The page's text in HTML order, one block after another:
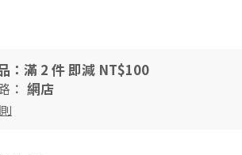
：滿 2 件 即減 NT$100
： 網店